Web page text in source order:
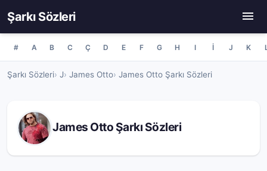
Şarkı Sözleri
# A B C Ç D E F G H I İ J K
Şarkı Sözleri J James Otto James Otto Şarkı Sözleri
James Otto Şarkı Sözleri